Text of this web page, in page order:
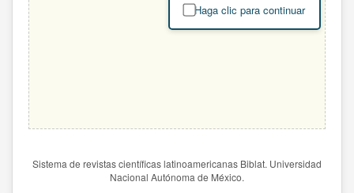
Haga clic para continuar
Sistema de revistas científicas latinoamericanas Biblat. Universidad
Nacional Autónoma de México.